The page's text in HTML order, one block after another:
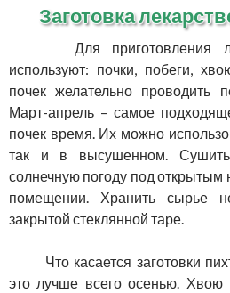
Заготовка
Для приготовления
используют: почки, побеги,
почек желательно проводить
Март-апрель – самое
почек время. Их можно
так и в высушенном.
солнечную погоду под
помещении. Хранить сырье
закрытой стеклянной таре.
Что касается заготовки
это лучше всего осенью. Хвою